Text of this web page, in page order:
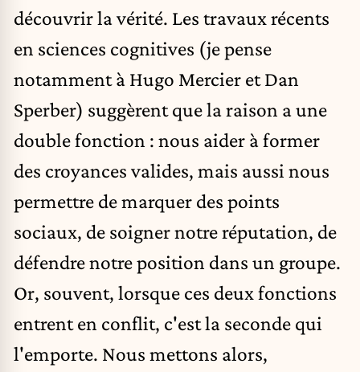
découvrir la vérité. Les travaux récents
en sciences cognitives (je pense
notamment à Hugo Mercier et Dan
Sperber) suggèrent que la raison a une
double fonction : nous aider à former
des croyances valides, mais aussi nous
permettre de marquer des points
sociaux, de soigner notre réputation, de
défendre notre position dans un groupe.
Or, souvent, lorsque ces deux fonctions
entrent en conflit, c'est la seconde qui
l'emporte. Nous mettons alors,